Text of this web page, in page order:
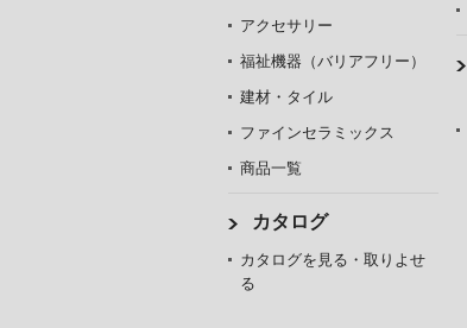
アクセサリー
福祉機器（バリアフリー）
建材・タイル
ファインセラミックス
商品一覧
カタログ
カタログを見る・取りよせ
る